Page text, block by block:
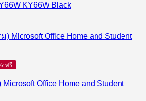
KY66W Black
งฟรี
Office Home and Student